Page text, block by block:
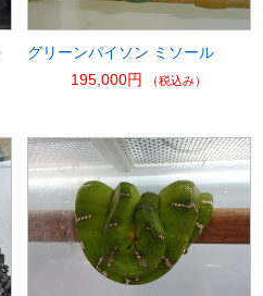
グリーンパイソン ミソール
195,000円
（税込み）